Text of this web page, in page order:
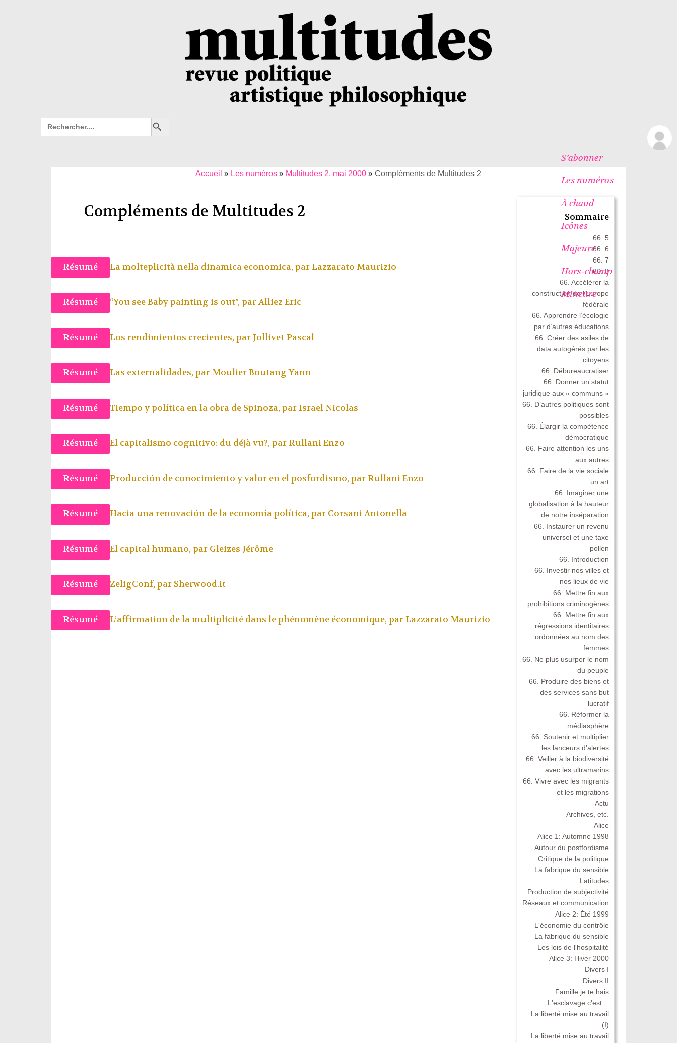
Search
for:
Search Button
S’abonner
Les numéros
À chaud
Icônes
Majeure
Hors-champ
Mineure
Accueil » Les numéros » Multitudes 2, mai 2000 »Compléments de Multitudes 2
Compléments de Multitudes 2 Sommaire
66. 5
66. 6
66. 7
66. 8
66. Accélérer la
construction de l’Europe
fédérale
66. Apprendre l’écologie
par d’autres éducations
66. Créer des asiles de
data autogérés par les
citoyens
66. Débureaucratiser
66. Donner un statut
juridique aux « communs »
66. D’autres politiques sont
possibles
66. Élargir la compétence
démocratique
66. Faire attention les uns
aux autres
66. Faire de la vie sociale
un art
66. Imaginer une
globalisation à la hauteur
de notre inséparation
66. Instaurer un revenu
universel et une taxe
pollen
66. Introduction
66. Investir nos villes et
nos lieux de vie
66. Mettre fin aux
prohibitions criminogènes
66. Mettre fin aux
régressions identitaires
ordonnées au nom des
femmes
66. Ne plus usurper le nom
du peuple
66. Produire des biens et
des services sans but
lucratif
66. Réformer la
médiasphère
66. Soutenir et multiplier
les lanceurs d’alertes
66. Veiller à la biodiversité
avec les ultramarins
66. Vivre avec les migrants
et les migrations
Actu
Archives, etc.
Alice
Alice 1: Automne 1998
Autour du postfordisme
Critique de la politique
La fabrique du sensible
Latitudes
Production de subjectivité
Réseaux et communication
Alice 2: Été 1999
L'économie du contrôle
La fabrique du sensible
Les lois de l'hospitalité
Alice 3: Hiver 2000
Divers I
Divers II
Famille je te hais
L'esclavage c'est…
La liberté mise au travail
(I)
La liberté mise au travail
Résumé La molteplicità nella dinamica economica, par Lazzarato Maurizio
Résumé “You see Baby painting is out”, parAlliez Eric
Résumé Los rendimientos crecientes, par Jollivet Pascal
Résumé Las externalidades, parMoulier Boutang Yann
Résumé Tiempo y política en la obra de Spinoza, par Israel Nicolas
Résumé El capitalismo cognitivo: du déjà vu?, par Rullani Enzo
Résumé Producción de conocimiento y valor en el posfordismo, par Rullani Enzo
Résumé Hacia una renovación de la economía política, par Corsani Antonella
Résumé El capital humano, par Gleizes Jérôme
Résumé ZeligConf, par Sherwood.it
Résumé L’affirmation de la multiplicité dans le phénomène économique, par Lazzarato Maurizio